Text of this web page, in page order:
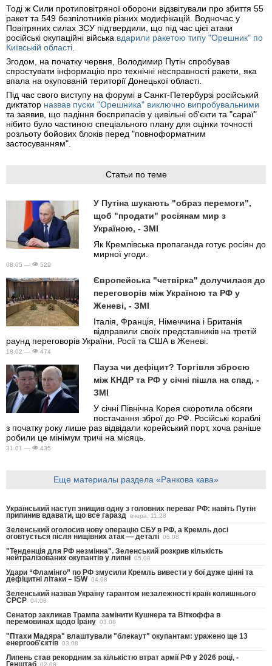
Тоді ж Сили протиповітряної оборони відзвітували про збиття 55
ракет та 549 безпілотників різних модифікацій. Водночас у
Повітряних силах ЗСУ підтвердили, що під час цієї атаки
російські окупаційні війська вдарили ракетою типу "Орешник" по
Київській області
Згодом, на початку червня, Володимир Путін спробував
спростувати інформацію про технічні несправності ракети, яка
впала на окупованій території Донецької області.
Під час свого виступу на форумі в Санкт-Петербурзі російський
диктатор назвав пуски "Орешника" виключно випробувальними
та заявив, що падіння боєприпасів у цивільні об'єкти та "сараї"
нібито було частиною спеціального плану для оцінки точності
розльоту бойових блоків перед "повноформатним
застосуванням".
Статьи по теме
У Путіна шукають "образ перемоги",
щоб "продати" росіянам мир з
Україною, - ЗМІ
Як Кремлівська пропаганда готує росіян до
мирної угоди.
08.05 — 529
Європейська "четвірка" долучилася до
переговорів між Україною та РФ у
Женеві, - ЗМІ
Італія, Франція, Німеччина і Британія
відправили своїх представників на третій
раунд переговорів України, Росії та США в Женеві.
18.02 — 474
Пауза чи дефіцит? Торгівля зброєю
між КНДР та РФ у січні пішла на спад, -
ЗМІ
У січні Північна Корея скоротила обсяги
постачання зброї до РФ. Російські кораблі
з початку року лише раз відвідали корейський порт, хоча раніше
робили це мінімум тричі на місяць.
31.01 — 435
Еще материалы раздела «Ранкова кава»
Український наступ знищив одну з головних переваг РФ: навіть Путін
припинив вдавати, що все гаразд вчера, 11:28
Зеленський оголосив нову операцію СБУ в РФ, а Кремль досі
оговтується після нищівних атак — деталі 05.08
"Тенденція для РФ незмінна". Зеленський розкрив кількість
нейтралізованих окупантів у липні 05.08
Удари “Фламінго” по РФ змусили Кремль вивести у бої дуже цінні та
дефіцитні літаки – ISW 04.08
Зеленський назвав Україну гарантом незалежності країн колишнього
СРСР 04.08
Сенатор закликав Трампа замінити Кушнера та Віткоффа в
перемовинах щодо Ірану 03.08
"Птахи Мадяра" влаштували "блекаут" окупантам: уражено ще 13
енергооб'єктів 03.08
Липень став рекордним за кількістю втрат армії РФ у 2026 році, -
Генштаб 02.08